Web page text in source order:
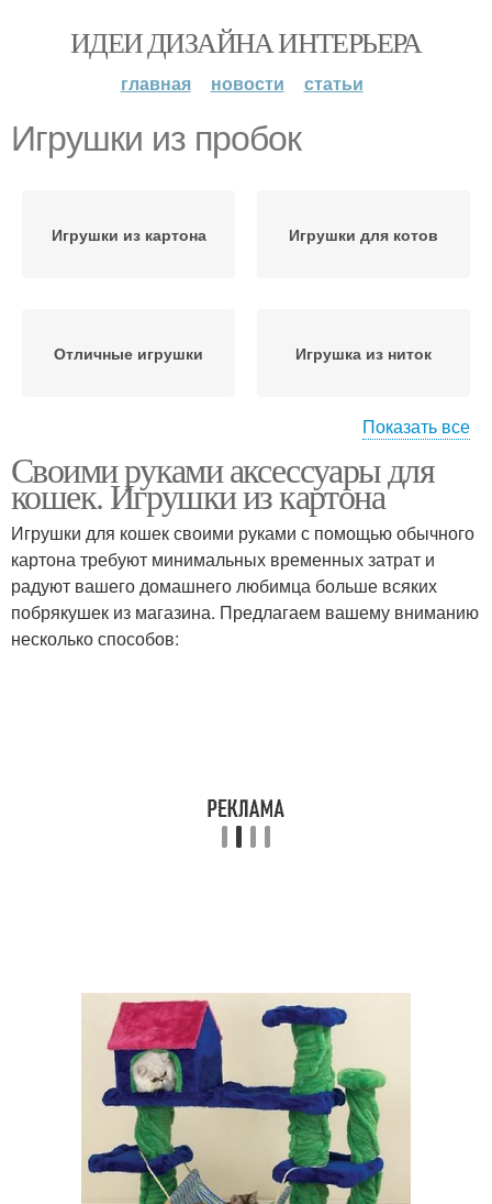
ИДЕИ ДИЗАЙНА ИНТЕРЬЕРА
главная новости статьи
Игрушки из пробок
Игрушки из картона Игрушки для котов
Отличные игрушки Игрушка из ниток
водопроводных труб
Игрушки из фетра
Игрушка из футболки
Игрушка из
гофрокартона
Показать все
Своими руками аксессуары для
кошек. Игрушки из картона
Игрушки для кошек своими руками с помощью обычного
картона требуют минимальных временных затрат и
радуют вашего домашнего любимца больше всяких
побрякушек из магазина. Предлагаем вашему вниманию
несколько способов: